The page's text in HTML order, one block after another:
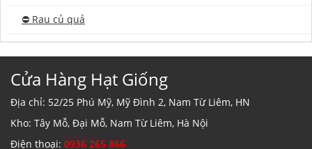
⛔️ Rau củ quả
Cửa Hàng Hạt Giống
Địa chỉ: 52/25 Phú Mỹ, Mỹ Đình 2, Nam Từ Liêm, HN
Kho: Tây Mỗ, Đại Mỗ, Nam Từ Liêm, Hà Nội
Điện thoại: 0936 265 866